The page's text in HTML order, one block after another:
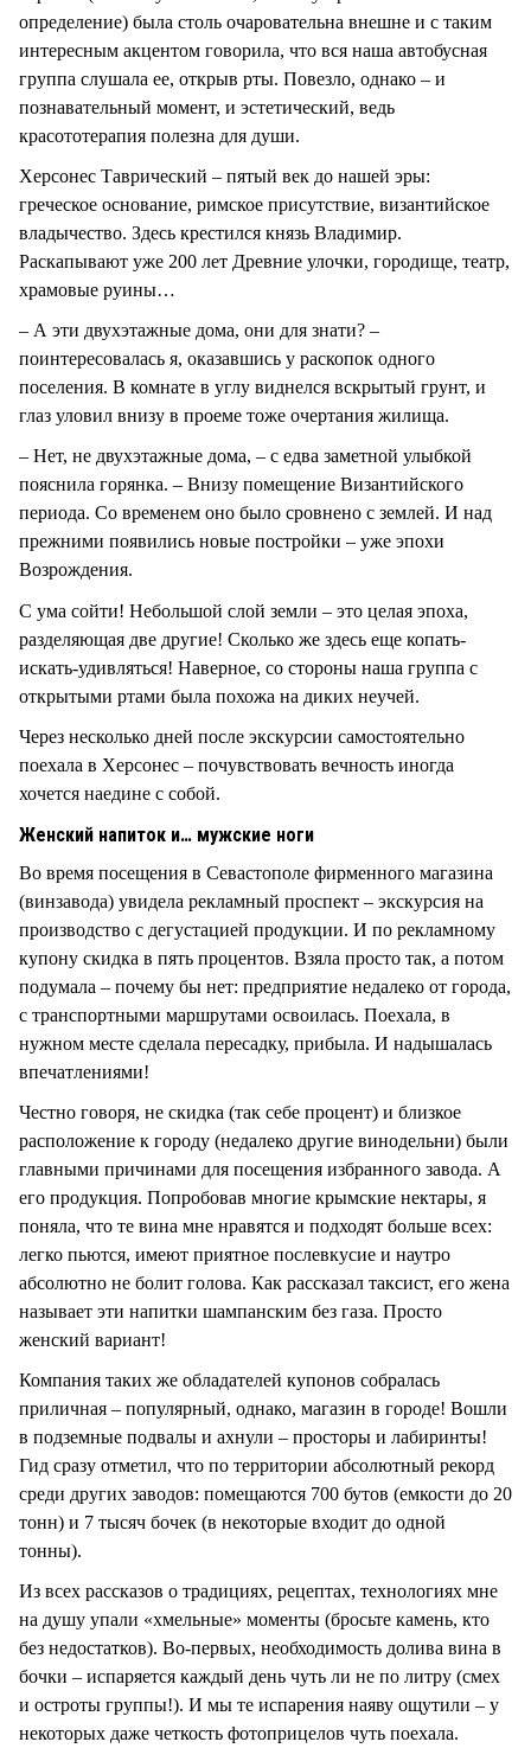
определение) была столь очаровательна внешне и с таким
интересным акцентом говорила, что вся наша автобусная
группа слушала ее, открыв рты. Повезло, однако – и
познавательный момент, и эстетический, ведь
красототерапия полезна для души.
Херсонес Таврический – пятый век до нашей эры:
греческое основание, римское присутствие, византийское
владычество. Здесь крестился князь Владимир.
Раскапывают уже 200 лет Древние улочки, городище, театр,
храмовые руины…
– А эти двухэтажные дома, они для знати? –
поинтересовалась я, оказавшись у раскопок одного
поселения. В комнате в углу виднелся вскрытый грунт, и
глаз уловил внизу в проеме тоже очертания жилища.
– Нет, не двухэтажные дома, – с едва заметной улыбкой
пояснила горянка. – Внизу помещение Византийского
периода. Со временем оно было сровнено с землей. И над
прежними появились новые постройки – уже эпохи
Возрождения.
С ума сойти! Небольшой слой земли – это целая эпоха,
разделяющая две другие! Сколько же здесь еще копать-
искать-удивляться! Наверное, со стороны наша группа с
открытыми ртами была похожа на диких неучей.
Через несколько дней после экскурсии самостоятельно
поехала в Херсонес – почувствовать вечность иногда
хочется наедине с собой.
Женский напиток и… мужские ноги
Во время посещения в Севастополе фирменного магазина
(винзавода) увидела рекламный проспект – экскурсия на
производство с дегустацией продукции. И по рекламному
купону скидка в пять процентов. Взяла просто так, а потом
подумала – почему бы нет: предприятие недалеко от города,
с транспортными маршрутами освоилась. Поехала, в
нужном месте сделала пересадку, прибыла. И надышалась
впечатлениями!
Честно говоря, не скидка (так себе процент) и близкое
расположение к городу (недалеко другие винодельни) были
главными причинами для посещения избранного завода. А
его продукция. Попробовав многие крымские нектары, я
поняла, что те вина мне нравятся и подходят больше всех:
легко пьются, имеют приятное послевкусие и наутро
абсолютно не болит голова. Как рассказал таксист, его жена
называет эти напитки шампанским без газа. Просто
женский вариант!
Компания таких же обладателей купонов собралась
приличная – популярный, однако, магазин в городе! Вошли
в подземные подвалы и ахнули – просторы и лабиринты!
Гид сразу отметил, что по территории абсолютный рекорд
среди других заводов: помещаются 700 бутов (емкости до 20
тонн) и 7 тысяч бочек (в некоторые входит до одной
тонны).
Из всех рассказов о традициях, рецептах, технологиях мне
на душу упали «хмельные» моменты (бросьте камень, кто
без недостатков). Во-первых, необходимость долива вина в
бочки – испаряется каждый день чуть ли не по литру (смех
и остроты группы!). И мы те испарения наяву ощутили – у
некоторых даже четкость фотоприцелов чуть поехала.